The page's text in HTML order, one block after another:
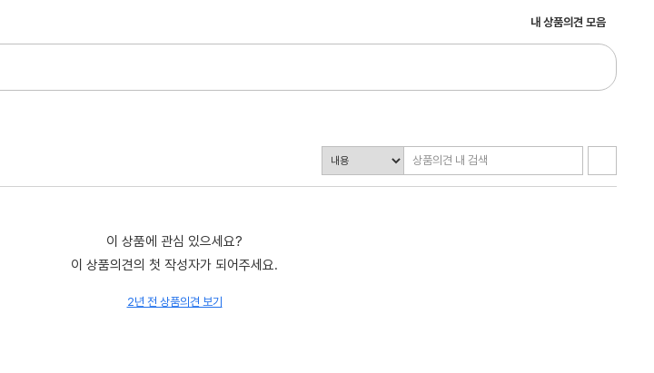
내 상품의견 모음
이 상품에 관심 있으세요?
이 상품의견의 첫 작성자가 되어주세요.
2년 전 상품의견 보기